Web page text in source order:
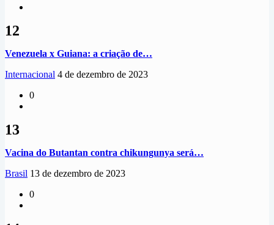
12
Venezuela x Guiana: a criação de…
Internacional 4 de dezembro de 2023
0
13
Vacina do Butantan contra chikungunya será…
Brasil 13 de dezembro de 2023
0